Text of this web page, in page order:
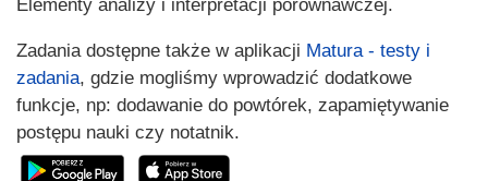
Elementy analizy i interpretacji porównawczej.
Zadania dostępne także w aplikacji Matura - testy i
zadania, gdzie mogliśmy wprowadzić dodatkowe
funkcje, np: dodawanie do powtórek, zapamiętywanie
postępu nauki czy notatnik.